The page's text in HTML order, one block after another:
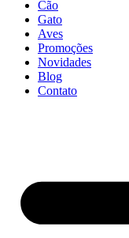
Cão
Gato
Aves
Promoções
Novidades
Blog
Contato